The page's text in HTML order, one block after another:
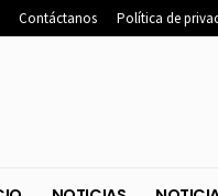
Contáctanos Política de